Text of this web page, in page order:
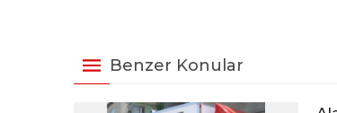
Benzer Konular